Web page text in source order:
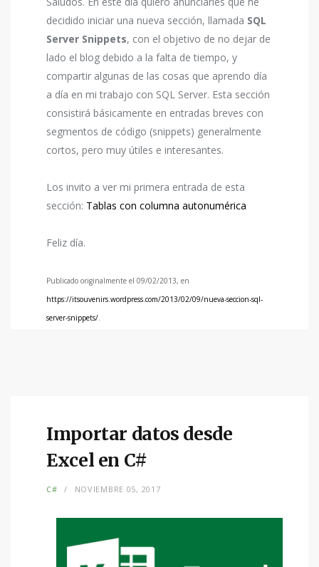
decidido iniciar una nueva sección, llamada SQL
Server Snippets, con el objetivo de no dejar de
lado el blog debido a la falta de tiempo, y
compartir algunas de las cosas que aprendo día
a día en mi trabajo con SQL Server. Esta sección
consistirá básicamente en entradas breves con
segmentos de código (snippets) generalmente
cortos, pero muy útiles e interesantes.
Los invito a ver mi primera entrada de esta
sección: Tablas con columna autonumérica
Feliz día.
Publicado originalmente el 09/02/2013, en
https://itsouvenirs.wordpress.com/2013/02/09/nueva-seccion-sql-
server-snippets/.
Importar datos desde
Excel en C#
C# NOVIEMBRE 05, 2017